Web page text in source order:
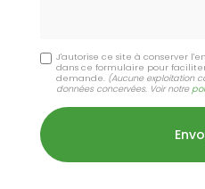
J'autorise ce site à conserver
dans ce formulaire pour
demande. (Aucune exploitation
données concervées. Voir notre